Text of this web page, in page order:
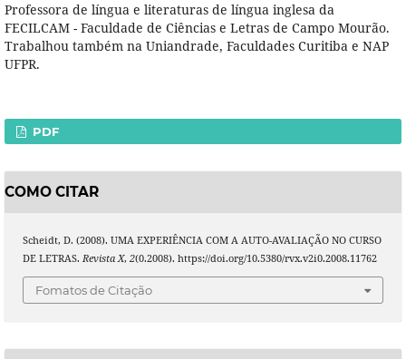
Professora de língua e literaturas de língua inglesa da
FECILCAM - Faculdade de Ciências e Letras de Campo Mourão.
Trabalhou também na Uniandrade, Faculdades Curitiba e NAP
UFPR.
PDF
COMO CITAR
Scheidt, D. (2008). UMA EXPERIÊNCIA COM A AUTO-AVALIAÇÃO NO CURSO
DE LETRAS. Revista X, 2(0.2008). https://doi.org/10.5380/rvx.v2i0.2008.11762
Fomatos de Citação